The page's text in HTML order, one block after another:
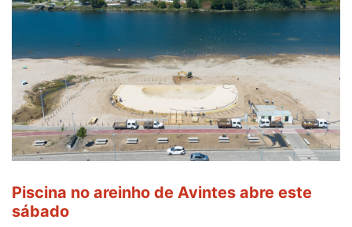
observar
eclipse
solar
esgotam
em
menos
de
24
após
campanha
Piscina no areinho de Avintes abre este
sábado